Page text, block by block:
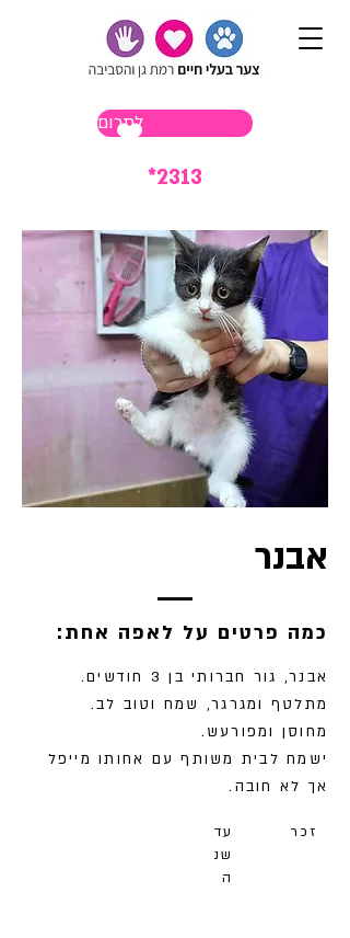
לתרום
*2313
אבנר
:כמה פרטים על לאפה אחת
אבנר, גור חברותי בן 3 חודשים.
מתלטף ומגרגר, שמח וטוב לב.
מחוסן ומפורעש.
ישמח לבית משותף עם אחותו מייפל
אך לא חובה.
עד
שנ
ה
זכר